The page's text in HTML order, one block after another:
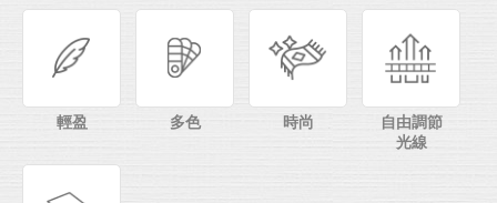
輕盈 多色 時尚
自由調節
光線